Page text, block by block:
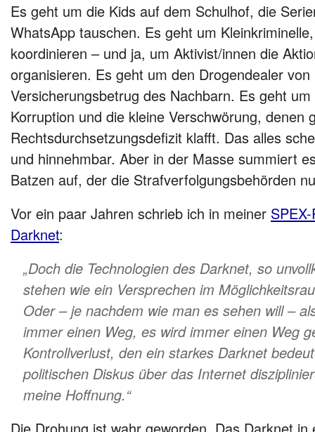
Es geht um die Kids auf dem Schulhof, die
WhatsApp tauschen. Es geht um
koordinieren – und ja, um Aktivist/innen die
organisieren. Es geht um den Drogendealer
Versicherungsbetrug des Nachbarn. Es geht
Korruption und die kleine Verschwörung, denen
Rechtsdurchsetzungsdefizit klafft. Das alles
und hinnehmbar. Aber in der Masse summiert
Batzen auf, der die Strafverfolgungsbehörden
Vor ein paar Jahren schrieb ich in meiner
Darknet:
„Doch die Technologien des Darknet, so
stehen wie ein Versprechen im
Oder – je nachdem wie man es sehen will –
immer einen Weg, es wird immer einen Weg
Kontrollverlust, den ein starkes Darknet
politischen Diskus über das Internet
meine Hoffnung.“